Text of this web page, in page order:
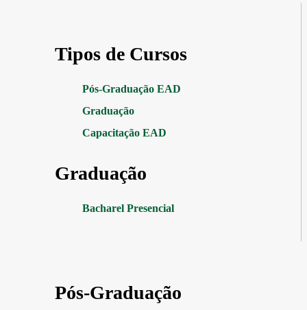
Tipos de Cursos
Pós-Graduação EAD
Graduação
Capacitação EAD
Graduação
Bacharel Presencial
Pós-Graduação